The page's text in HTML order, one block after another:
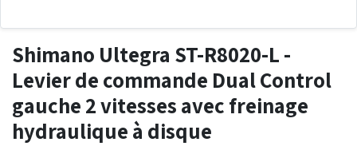
Shimano Ultegra ST-R8020-L -
Levier de commande Dual Control
gauche 2 vitesses avec freinage
hydraulique à disque